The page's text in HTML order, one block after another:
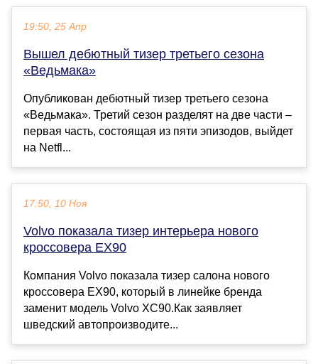
19:50, 25 Апр
Вышел дебютный тизер третьего сезона
«Ведьмака»
Опубликован дебютный тизер третьего сезона
«Ведьмака». Третий сезон разделят на две части –
первая часть, состоящая из пяти эпизодов, выйдет
на Netfl...
17:50, 10 Ноя
Volvo показала тизер интерьера нового
кроссовера EX90
Компания Volvo показала тизер салона нового
кроссовера EX90, который в линейке бренда
заменит модель Volvo XC90.Как заявляет
шведский автопроизводите...